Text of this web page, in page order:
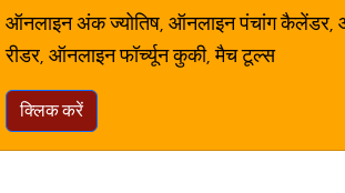
ऑनलाइन अंक ज्योतिष, ऑनलाइन पंचांग कैलेंडर,
रीडर, ऑनलाइन फॉर्च्यून कुकी, मैच टूल्स
क्लिक करें